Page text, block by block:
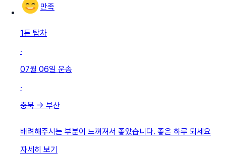
만족
1톤 탑차
·
07월 06일 운송
·
충북 → 부산
배려해주시는 부분이 느껴져서 좋았습니다. 좋은 하루 되세요
자세히 보기